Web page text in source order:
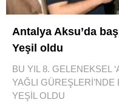
Antalya Aksu’da
Yeşil oldu
BU YIL 8. GELENEKSEL
YAĞLI
YEŞİL OLDU